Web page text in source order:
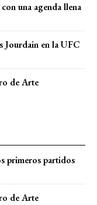
una agenda llena
Jourdain en la UFC
de Arte
primeros partidos
de Arte